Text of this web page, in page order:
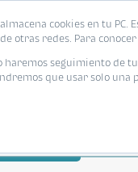
cookies en tu
otras redes. Para
haremos seguimiento de
que usar solo una